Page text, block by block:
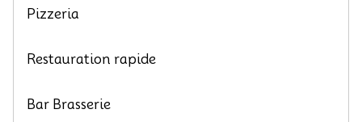
Pizzeria
Restauration rapide
Bar Brasserie